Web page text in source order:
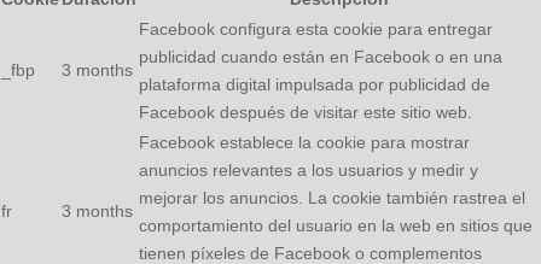
_fbp 3 months
Facebook configura esta cookie para entregar
publicidad cuando están en Facebook o en una
plataforma digital impulsada por publicidad de
Facebook después de visitar este sitio web.
fr 3 months
Facebook establece la cookie para mostrar
anuncios relevantes a los usuarios y medir y
mejorar los anuncios. La cookie también rastrea el
comportamiento del usuario en la web en sitios que
tienen píxeles de Facebook o complementos